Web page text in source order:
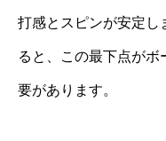
打感とスピンが安定し
ると、この最下点が
要があります。